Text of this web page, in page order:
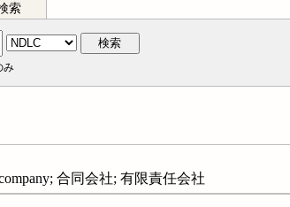
索
検索
み
合同会社; 有限責任会社